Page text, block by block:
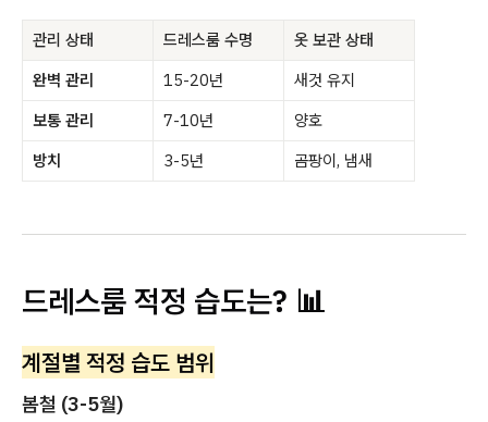
관리 상태 드레스룸 수명
옷 보관 상태
완벽 관리
15-20년
새것 유지
보통 관리
7-10년
양호
방치
3-5년 곰팡이, 냄새
드레스룸 적정 습도는? 📊
계절별 적정 습도 범위
봄철 (3-5월)